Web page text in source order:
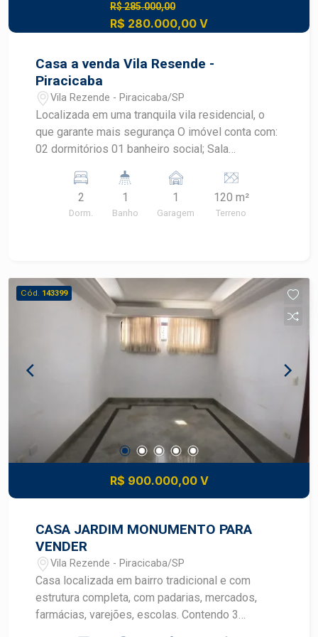
R$ 285.000,00
R$ 280.000,00 V
Casa a venda Vila Resende -
Piracicaba
Vila Rezende - Piracicaba/SP
Localizada em uma tranquila vila residencial, o
que garante mais segurança O imóvel conta com:
02 dormitórios 01 banheiro social; Sala
espaço Lavanderia coberta; Quintal privativo Vaga
de garagem para 01 carro e 01 moto, com acesso
direto pela vila. Construa seu futuro com quem é
2
Dorm.
1
Banho
1
Garagem
120 m²
Terreno
Cód. 143399
R$ 900.000,00 V
CASA JARDIM MONUMENTO PARA
VENDER
Vila Rezende - Piracicaba/SP
Casa localizada em bairro tradicional e com
estrutura completa, com padarias, mercados,
farmácias, varejões, escolas. Contendo 3